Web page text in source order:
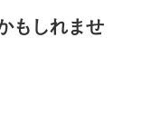
もしれませ